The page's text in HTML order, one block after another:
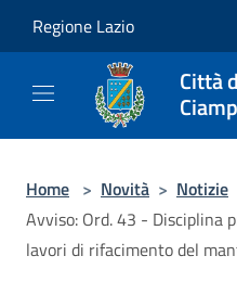
Regione Lazio
Città
Home > Novità > Notizie
Avviso: Ord. 43 - Disciplina
lavori di rifacimento del